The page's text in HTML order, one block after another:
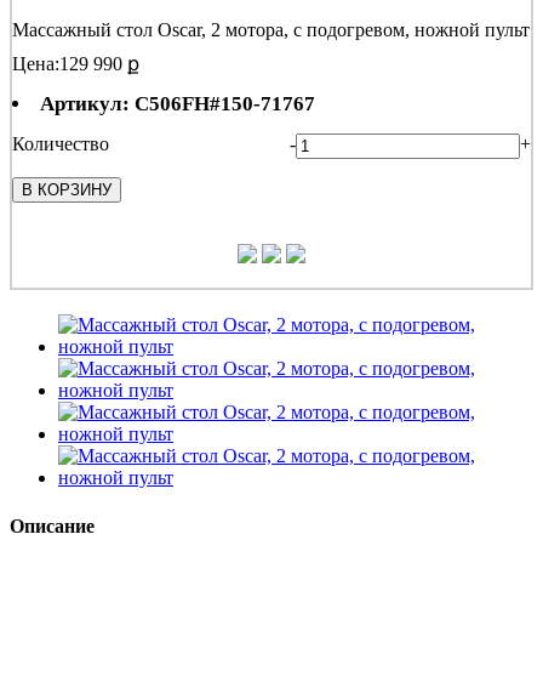
Массажный стол Oscar, 2 мотора, с подогревом, ножной пульт
Цена:129 990 ք
Артикул: C506FH#150-71767
Количество - +
В КОРЗИНУ
Описание